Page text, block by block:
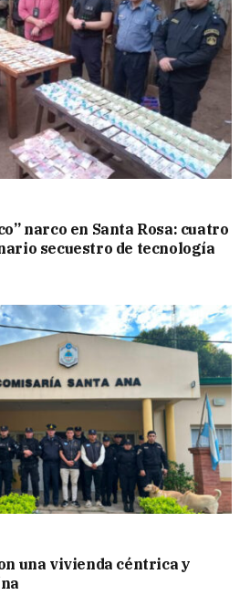
narco en Santa Rosa: cuatro
secuestro de tecnología
una vivienda céntrica y